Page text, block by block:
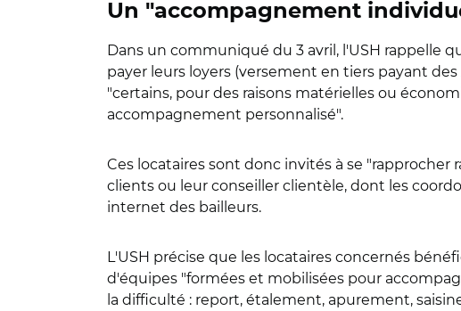
Un "accompagnement
Dans un communiqué du 3 avril, l'USH rappelle
payer leurs loyers (versement en tiers payant
"certains, pour des raisons matérielles ou
accompagnement personnalisé".
Ces locataires sont donc invités à se
clients ou leur conseiller clientèle, dont les
internet des bailleurs.
L'USH précise que les locataires concernés
d'équipes "formées et mobilisées pour
la difficulté : report, étalement, apurement,